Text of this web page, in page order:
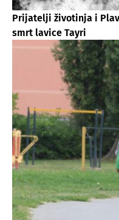
Prijatelji životinja i
smrt lavice Tayri